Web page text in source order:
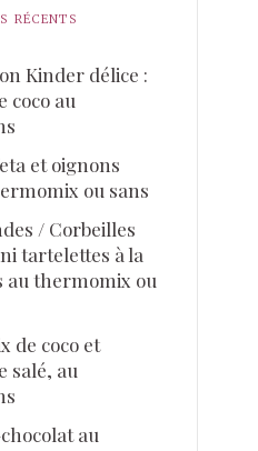
RÉCENTS
Kinder délice :
coco au
et oignons
ou sans
/ Corbeilles
tartelettes à la
au thermomix ou
de coco et
salé, au
au